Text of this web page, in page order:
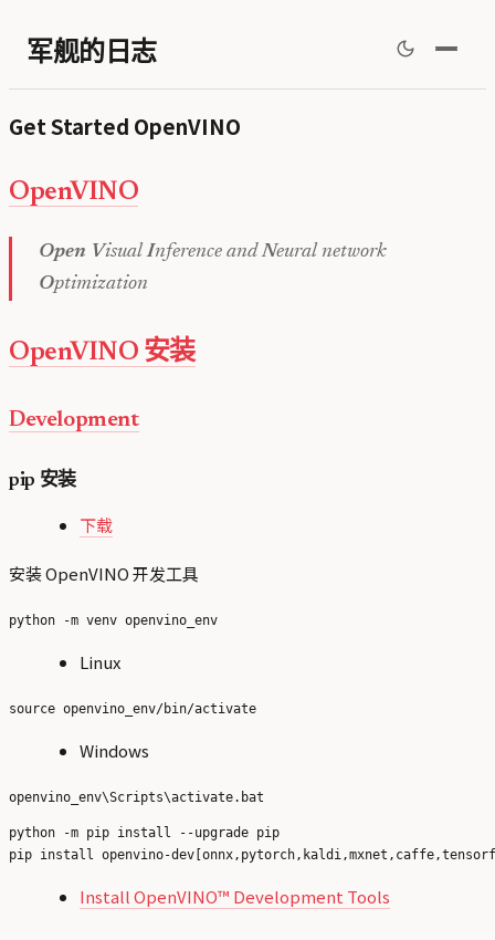
军舰的日志
Get Started OpenVINO
OpenVINO
Open VisualInference andNeural network
Optimization
OpenVINO 安装
Development
pip 安装
下载
安装 OpenVINO 开发工具
Linux
Windows
python -m pip install --upgrade pip
Install OpenVINO™ Development Tools